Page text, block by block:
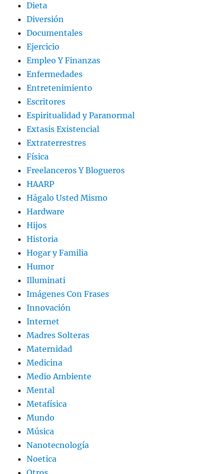
Dieta
Diversión
Documentales
Ejercicio
Empleo Y Finanzas
Enfermedades
Entretenimiento
Escritores
Espiritualidad y Paranormal
Extasis Existencial
Extraterrestres
Física
Freelanceros Y Blogueros
HAARP
Hágalo Usted Mismo
Hardware
Hijos
Historia
Hogar y Familia
Humor
Illuminati
Imágenes Con Frases
Innovación
Internet
Madres Solteras
Maternidad
Medicina
Medio Ambiente
Mental
Metafísica
Mundo
Música
Nanotecnología
Noetica